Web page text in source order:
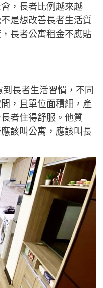
，長者比例越來越
是想改善長者生活質
長者公寓租金不應貼
長者生活習慣，不同
，且單位面積細，產
者住得舒服。他質
該叫公寓，應該叫長